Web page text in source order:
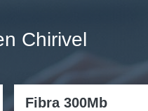
Chirivel
Fibra 300Mb